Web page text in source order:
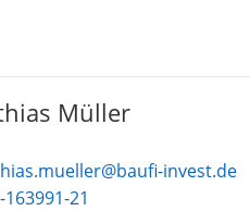
Müller
invest.de
21